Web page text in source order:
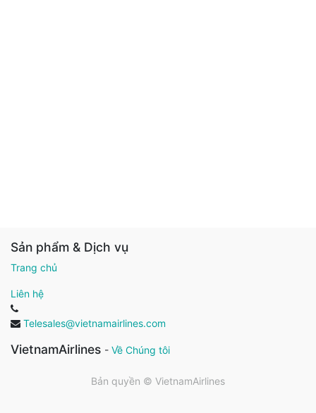
Sản phẩm & Dịch vụ
Trang chủ
Liên hệ
Telesales@vietnamairlines.com
VietnamAirlines - Về Chúng tôi
Bản quyền © VietnamAirlines